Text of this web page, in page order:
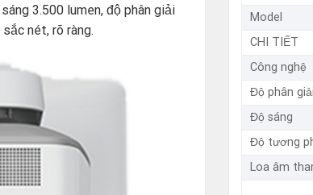
3.500 lumen, độ phân giải
nét, rõ ràng.
Model
CHI TIẾT
Công nghệ
Độ phân
Độ sáng
Độ tương
Loa âm